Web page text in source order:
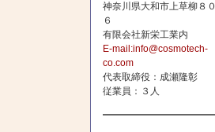
神奈川県大和市上草柳８０
６
有限会社新栄工業内
E-mail:info@cosmotech-
co.com
代表取締役：成瀬隆彰
従業員：３人